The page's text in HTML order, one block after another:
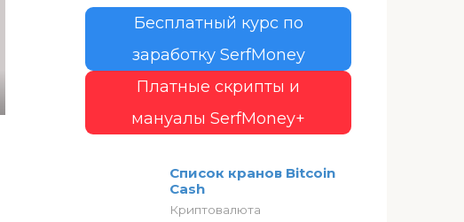
Бесплатный курс по
заработку SerfMoney
Платные скрипты и
мануалы SerfMoney+
Список кранов Bitcoin
Cash
Криптовалюта